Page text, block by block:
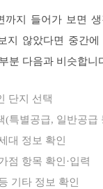
까지 들어가 보면 생
지 않았다면 중간에
분 다음과 비슷합니
단지 선택
(특별공급, 일반공급
대 정보 확인
점 항목 확인·입력
기타 정보 확인